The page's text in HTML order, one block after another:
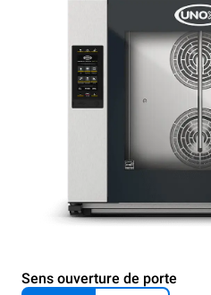
Sens ouverture de porte